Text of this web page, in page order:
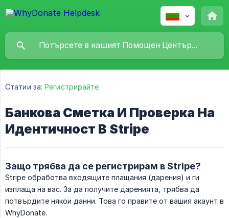
Статии за: Регистрирайте
Банкова Сметка И Проверка На
Идентичност В Stripe
Защо трябва да се регистрирам в Stripe?
Stripe обработва входящите плащания (дарения) и ги
изплаща на вас. За да получите даренията, трябва да
потвърдите някои данни. Това го правите от вашия акаунт в
WhyDonate.